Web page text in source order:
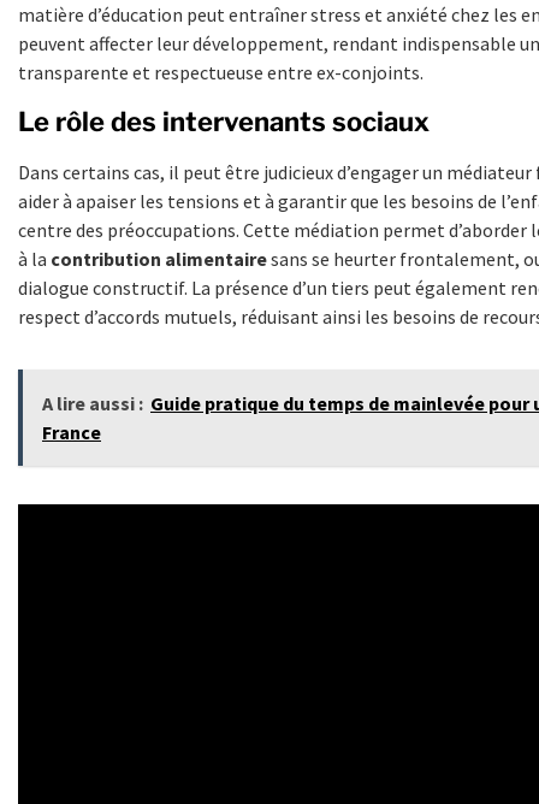
matière d’éducation peut entraîner stress et anxiété chez les
peuvent affecter leur développement, rendant indispensable
transparente et respectueuse entre ex-conjoints.
Le rôle des intervenants sociaux
Dans certains cas, il peut être judicieux d’engager un
aider à apaiser les tensions et à garantir que les besoins de
centre des préoccupations. Cette médiation permet d’aborder
à la contribution alimentairesans se heurter frontalement,
dialogue constructif. La présence d’un tiers peut également
respect d’accords mutuels, réduisant ainsi les besoins de
A lire aussi : Guide pratique du temps de mainlevée pour
France